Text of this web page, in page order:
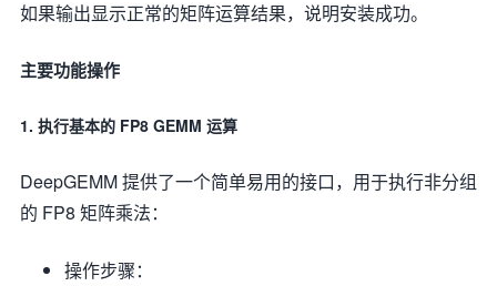
如果输出显示正常的矩阵运算结果，说明安装成功。
主要功能操作
1. 执行基本的 FP8 GEMM 运算
DeepGEMM 提供了一个简单易用的接口，用于执行非分组
的 FP8 矩阵乘法：
操作步骤：